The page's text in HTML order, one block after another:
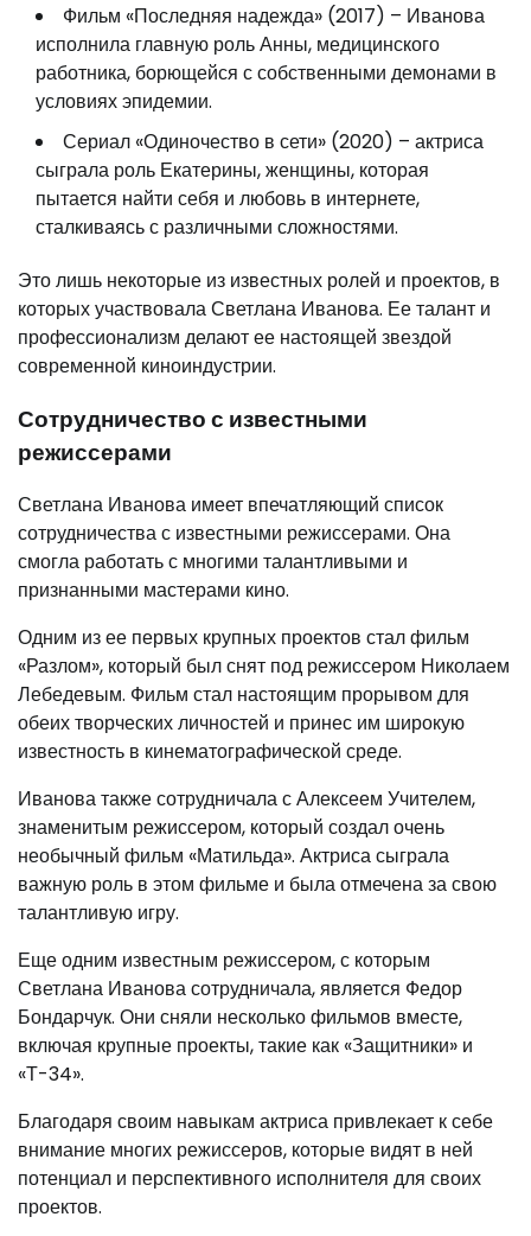
Фильм «Последняя надежда» (2017) – Иванова
исполнила главную роль Анны, медицинского
работника, борющейся с собственными демонами в
условиях эпидемии.
Сериал «Одиночество в сети» (2020) – актриса
сыграла роль Екатерины, женщины, которая
пытается найти себя и любовь в интернете,
сталкиваясь с различными сложностями.
Это лишь некоторые из известных ролей и проектов, в
которых участвовала Светлана Иванова. Ее талант и
профессионализм делают ее настоящей звездой
современной киноиндустрии.
Сотрудничество с известными
режиссерами
Светлана Иванова имеет впечатляющий список
сотрудничества с известными режиссерами. Она
смогла работать с многими талантливыми и
признанными мастерами кино.
Одним из ее первых крупных проектов стал фильм
«Разлом», который был снят под режиссером Николаем
Лебедевым. Фильм стал настоящим прорывом для
обеих творческих личностей и принес им широкую
известность в кинематографической среде.
Иванова также сотрудничала с Алексеем Учителем,
знаменитым режиссером, который создал очень
необычный фильм «Матильда». Актриса сыграла
важную роль в этом фильме и была отмечена за свою
талантливую игру.
Еще одним известным режиссером, с которым
Светлана Иванова сотрудничала, является Федор
Бондарчук. Они сняли несколько фильмов вместе,
включая крупные проекты, такие как «Защитники» и
«Т-34».
Благодаря своим навыкам актриса привлекает к себе
внимание многих режиссеров, которые видят в ней
потенциал и перспективного исполнителя для своих
проектов.